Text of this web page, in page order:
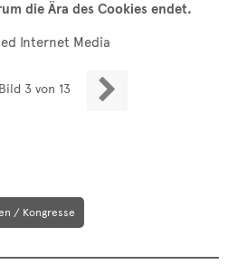
die Ära des Cookies endet.
Internet Media
Bild 3 von 13 
/ Kongresse